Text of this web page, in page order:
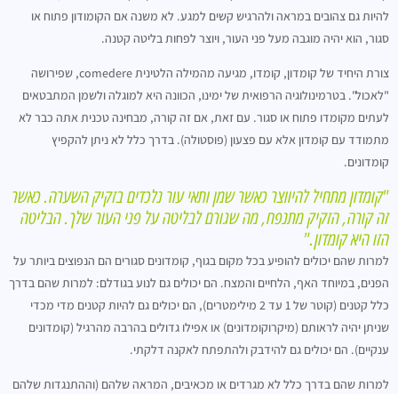
להיות גם צהובים במראה ולהרגיש קשים למגע. לא משנה אם הקומודון פתוח או
סגור, הוא יהיה מוגבה מעל פני העור, ויוצר לפחות בליטה קטנה.
צורת היחיד של קומדון, קומדו, מגיעה מהמילה הלטינית comedere, שפירושה
"לאכול". בטרמינולוגיה הרפואית של ימינו, הכוונה היא למוגלה ולשמן המתבטאים
לעתים מקומדו פתוח או סגור. עם זאת, אם זה קורה, מבחינה טכנית אתה כבר לא
מתמודד עם קומדון אלא עם פצעון (פוסטולה). בדרך כלל לא ניתן להקפיץ
קומדונים.
"קומדון מתחיל להיווצר כאשר שמן ותאי עור נלכדים בזקיק השערה. כאשר
זה קורה, הזקיק מתנפח, מה שגורם לבליטה על פני העור שלך. הבליטה
הזו היא קומדון."
למרות שהם יכולים להופיע בכל מקום בגוף, קומדונים סגורים הם הנפוצים ביותר על
הפנים, במיוחד האף, הלחיים והמצח. הם יכולים גם לנוע בגודלם: למרות שהם בדרך
כלל קטנים (קוטר של 1 עד 2 מילימטרים), הם יכולים גם להיות קטנים מדי מכדי
שניתן יהיה לראותם (מיקרוקומדונים) או אפילו גדולים בהרבה מהרגיל (קומדונים
ענקיים). הם יכולים גם להידבק ולהתפתח לאקנה דלקתי.
למרות שהם בדרך כלל לא מגרדים או מכאיבים, המראה שלהם (וההתנגדות שלהם